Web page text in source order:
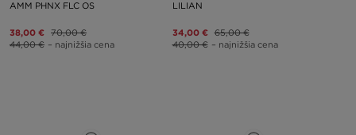
AMM PHNX FLC OS
38,00 € 70,00 €
44,00 € – najnižšia cena
LILIAN
34,00 € 65,00 €
40,00 € – najnižšia cena